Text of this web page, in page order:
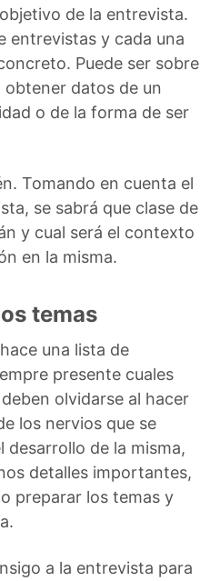
de la entrevista.
entrevistas y cada una
Puede ser sobre
datos de un
o de la forma de ser
Tomando en cuenta el
se sabrá que clase de
y cual será el contexto
en la misma.
temas
una lista de
presente cuales
olvidarse al hacer
los nervios que se
desarrollo de la misma,
detalles importantes,
preparar los temas y
a la entrevista para